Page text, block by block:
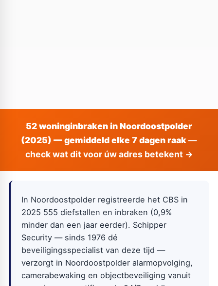
52 woninginbraken in Noordoostpolder
(2025) — gemiddeld elke 7 dagen raak—
check wat dit voor úw adres betekent →
In Noordoostpolder registreerde het CBS in
2025 555 diefstallen en inbraken (0,9%
minder dan een jaar eerder). Schipper
Security — sinds 1976 dé
beveiligingsspecialist van deze tijd —
verzorgt in Noordoostpolder alarmopvolging,
camerabewaking en objectbeveiliging vanuit